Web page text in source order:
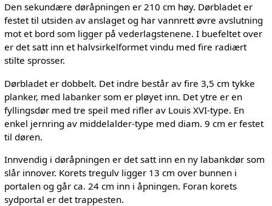
Den sekundære døråpningen er 210 cm høy. Dørbladet er
festet til utsiden av anslaget og har vannrett øvre avslutning
mot et bord som ligger på vederlagstenene. I buefeltet over
er det satt inn et halvsirkelformet vindu med fire radiært
stilte sprosser.
Dørbladet er dobbelt. Det indre består av fire 3,5 cm tykke
planker, med labanker som er pløyet inn. Det ytre er en
fyllingsdør med tre speil med rifler av Louis XVI-type. En
enkel jernring av middelalder-type med diam. 9 cm er festet
til døren.
Innvendig i døråpningen er det satt inn en ny labankdør som
slår innover. Korets tregulv ligger 13 cm over bunnen i
portalen og går ca. 24 cm inn i åpningen. Foran korets
sydportal er det trappesten.